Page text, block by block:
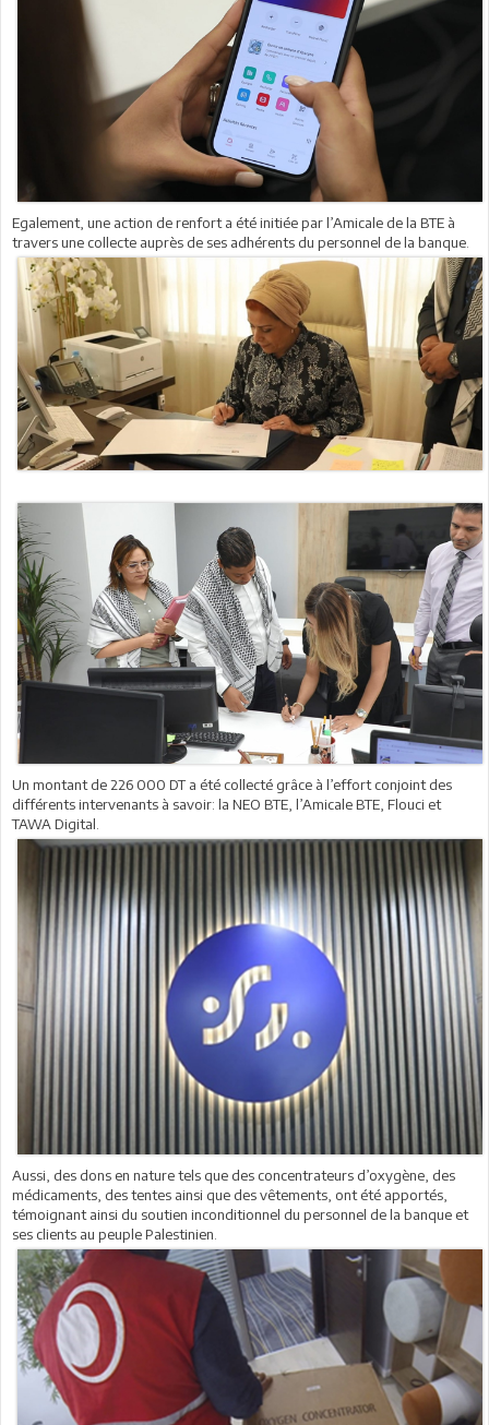
Egalement, une action de renfort a été initiée par l’Amicale de la BTE à
travers une collecte auprès de ses adhérents du personnel de la banque.
Un montant de 226 000 DT a été collecté grâce à l’effort conjoint des
différents intervenants à savoir: la NEO BTE, l’Amicale BTE, Flouci et
TAWA Digital.
Aussi, des dons en nature tels que des concentrateurs d’oxygène, des
médicaments, des tentes ainsi que des vêtements, ont été apportés,
témoignant ainsi du soutien inconditionnel du personnel de la banque et
ses clients au peuple Palestinien.